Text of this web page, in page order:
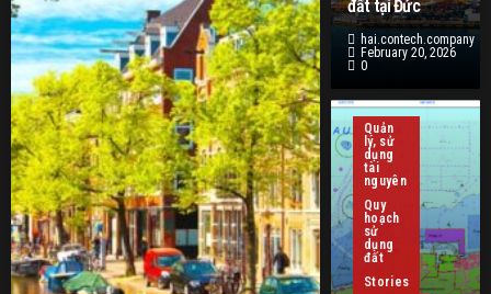
đất tại Đức
hai.contech.company
February 20, 2026
0
Quản
lý, sử
dụng
tài
nguyên
Quy
hoạch
sử
dụng
đất
Stories